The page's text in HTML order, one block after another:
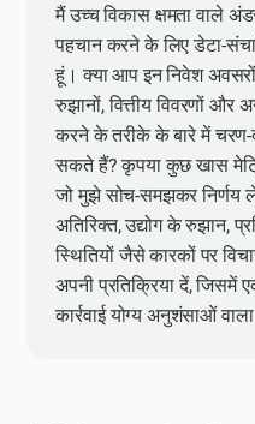
मैं उच्च विकास क्षमता वाले
पहचान करने के लिए डेटा-
हूं। क्या आप इन निवेश
रुझानों, वित्तीय विवरणों और
करने के तरीके के बारे में चरण-
सकते हैं? कृपया कुछ खास
जो मुझे सोच-समझकर
अतिरिक्त, उद्योग के रुझान,
स्थितियों जैसे कारकों पर
अपनी प्रतिक्रिया दें, जिसमें
कार्रवाई योग्य अनुशंसाओं